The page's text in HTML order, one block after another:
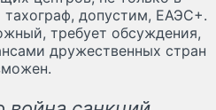
тахограф, допустим, ЕАЭС+.
требует обсуждения,
дружественных стран